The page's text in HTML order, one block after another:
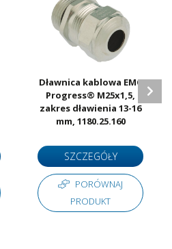
Dławnica kablowa EMC
Progress® M25x1,5,
zakres dławienia 13-16
mm, 1180.25.160
SZCZEGÓŁY
PORÓWNAJ
PRODUKT